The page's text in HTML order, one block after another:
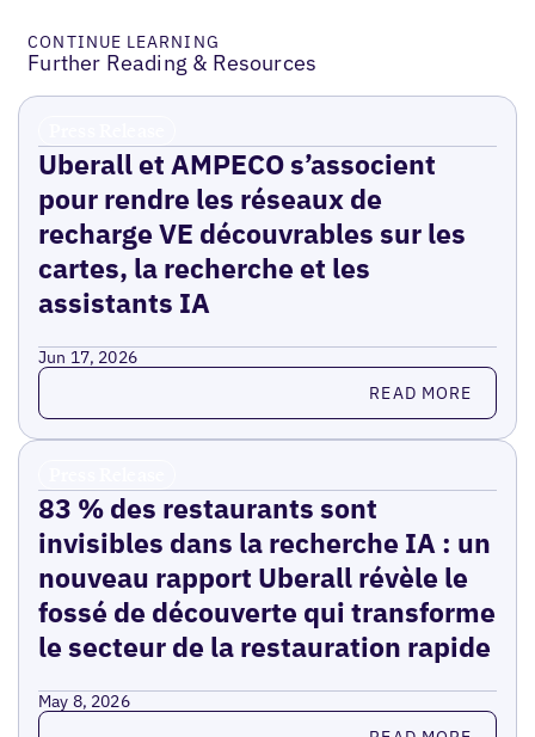
CONTINUE LEARNING
Further Reading & Resources
Uberall et AMPECO s’associent
pour rendre les réseaux de
recharge VE découvrables sur les
cartes, la recherche et les
assistants IA
Jun 17, 2026
Read more READ MORE
83 % des restaurants sont
invisibles dans la recherche IA : un
nouveau rapport Uberall révèle le
fossé de découverte qui transforme
le secteur de la restauration rapide
May 8, 2026
Read more